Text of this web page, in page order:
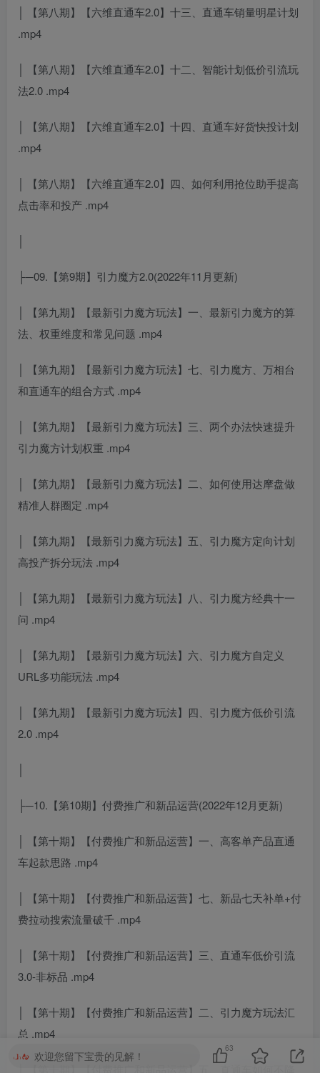
│ 【第八期】【六维直通车2.0】十三、直通车销量明星计划
.mp4
│ 【第八期】【六维直通车2.0】十二、智能计划低价引流玩
法2.0 .mp4
│ 【第八期】【六维直通车2.0】十四、直通车好货快投计划
.mp4
│ 【第八期】【六维直通车2.0】四、如何利用抢位助手提高
点击率和投产 .mp4
│
├─09.【第9期】引力魔方2.0(2022年11月更新)
│ 【第九期】【最新引力魔方玩法】一、最新引力魔方的算
法、权重维度和常见问题 .mp4
│ 【第九期】【最新引力魔方玩法】七、引力魔方、万相台
和直通车的组合方式 .mp4
│ 【第九期】【最新引力魔方玩法】三、两个办法快速提升
引力魔方计划权重 .mp4
│ 【第九期】【最新引力魔方玩法】二、如何使用达摩盘做
精准人群圈定 .mp4
│ 【第九期】【最新引力魔方玩法】五、引力魔方定向计划
高投产拆分玩法 .mp4
│ 【第九期】【最新引力魔方玩法】八、引力魔方经典十一
问 .mp4
│ 【第九期】【最新引力魔方玩法】六、引力魔方自定义
URL多功能玩法 .mp4
│ 【第九期】【最新引力魔方玩法】四、引力魔方低价引流
2.0 .mp4
│
├─10.【第10期】付费推广和新品运营(2022年12月更新)
│ 【第十期】【付费推广和新品运营】一、高客单产品直通
车起款思路 .mp4
│ 【第十期】【付费推广和新品运营】七、新品七天补单+付
费拉动搜索流量破千 .mp4
│ 【第十期】【付费推广和新品运营】三、直通车低价引流
3.0-非标品 .mp4
│ 【第十期】【付费推广和新品运营】二、引力魔方玩法汇
总 .mp4
│ 【第十期】【付费推广和新品运营】五、直通车如何不降
欢迎您留下宝贵的见解！
63